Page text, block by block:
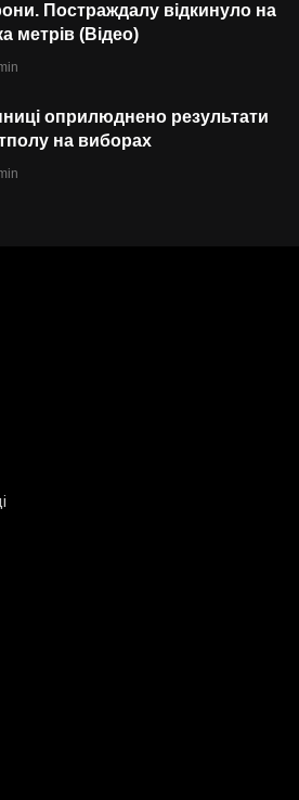
Постраждалу відкинуло на
метрів (Відео)
оприлюднено результати
на виборах